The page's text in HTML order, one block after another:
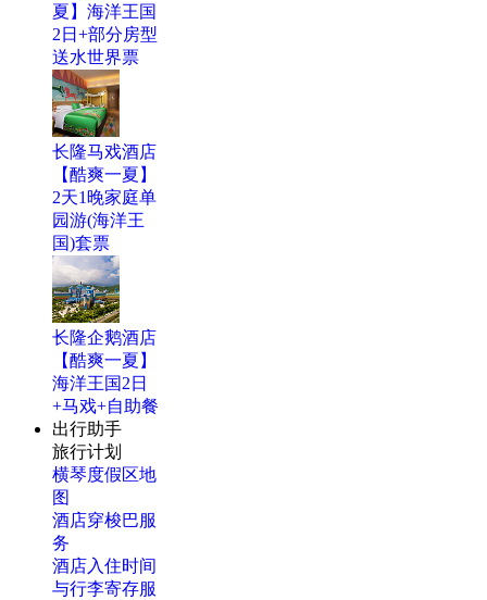
夏】海洋王国
2日+部分房型
送水世界票
长隆马戏酒店
【酷爽一夏】
2天1晚家庭单
园游(海洋王
国)套票
长隆企鹅酒店
【酷爽一夏】
海洋王国2日
+马戏+自助餐
出行助手
旅行计划
横琴度假区地
图
酒店穿梭巴服
务
酒店入住时间
与行李寄存服